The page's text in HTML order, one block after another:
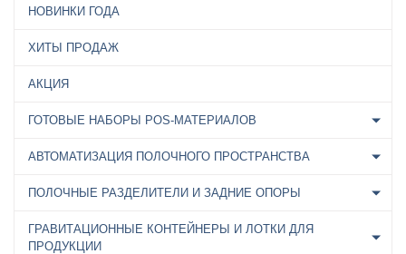
НОВИНКИ ГОДА
ХИТЫ ПРОДАЖ
АКЦИЯ
ГОТОВЫЕ НАБОРЫ POS-МАТЕРИАЛОВ
АВТОМАТИЗАЦИЯ ПОЛОЧНОГО ПРОСТРАНСТВА
ПОЛОЧНЫЕ РАЗДЕЛИТЕЛИ И ЗАДНИЕ ОПОРЫ
ГРАВИТАЦИОННЫЕ КОНТЕЙНЕРЫ И ЛОТКИ ДЛЯ
ПРОДУКЦИИ